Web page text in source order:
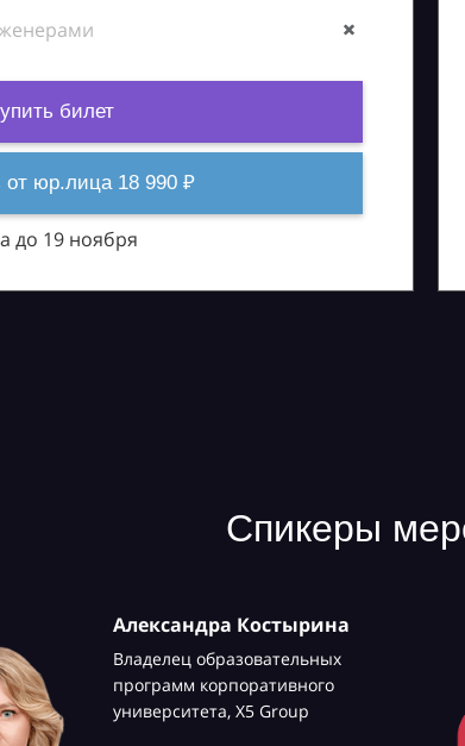
билет
юр.лица 18 990 ₽
до 19 ноября
Спикеры
Александра Костырина
Владелец образовательных
программ корпоративного
университета, Х5 Group